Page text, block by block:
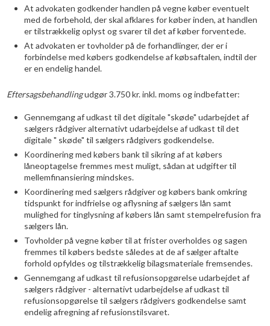
At advokaten godkender handlen på vegne køber eventuelt
med de forbehold, der skal afklares for køber inden, at handlen
er tilstrækkelig oplyst og svarer til det af køber forventede.
At advokaten er tovholder på de forhandlinger, der er i
forbindelse med købers godkendelse af købsaftalen, indtil der
er en endelig handel.
Eftersagsbehandlingudgør 3.750 kr. inkl. moms og indbefatter:
Gennemgang af udkast til det digitale "skøde" udarbejdet af
sælgers rådgiver alternativt udarbejdelse af udkast til det
digitale " skøde" til sælgers rådgivers godkendelse.
Koordinering med købers bank til sikring af at købers
låneoptagelse fremmes mest muligt, sådan at udgifter til
mellemfinansiering mindskes.
Koordinering med sælgers rådgiver og købers bank omkring
tidspunkt for indfrielse og aflysning af sælgers lån samt
mulighed for tinglysning af købers lån samt stempelrefusion fra
sælgers lån.
Tovholder på vegne køber til at frister overholdes og sagen
fremmes til købers bedste således at de af sælger aftalte
forhold opfyldes og tilstrækkelig bilagsmateriale fremsendes.
Gennemgang af udkast til refusionsopgørelse udarbejdet af
sælgers rådgiver - alternativt udarbejdelse af udkast til
refusionsopgørelse til sælgers rådgivers godkendelse samt
endelig afregning af refusionstilsvaret.